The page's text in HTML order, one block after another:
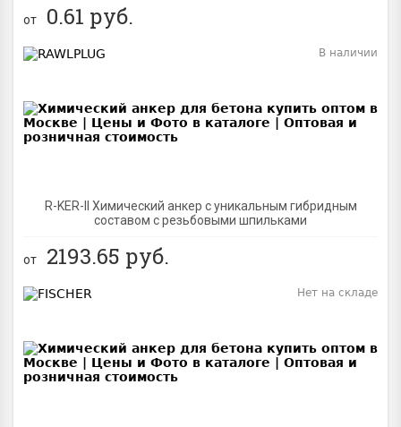
от 0.61 руб.
R-KER-II Химический анкер с уникальным гибридным
составом с резьбовыми шпильками
В наличии
от 2193.65 руб.
Нет на складе